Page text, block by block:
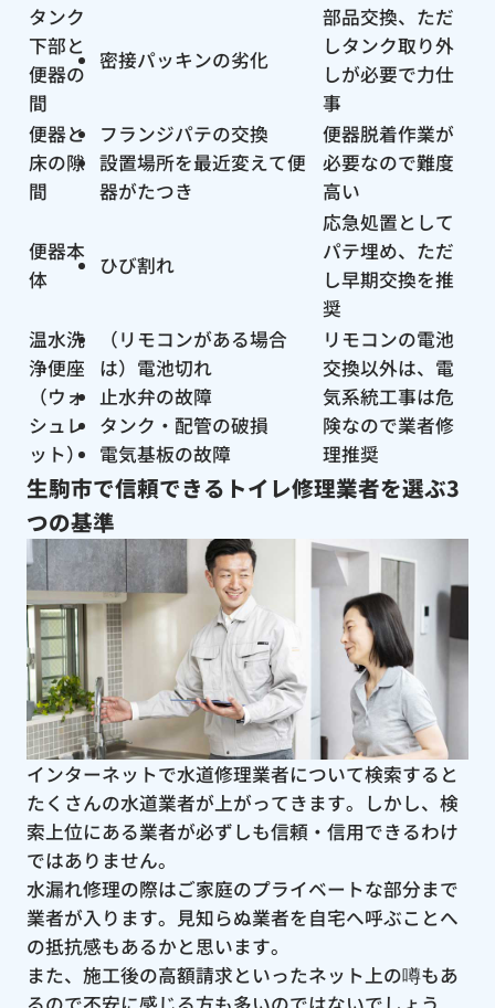
タンク
下部と
便器の
間
密接パッキンの劣化
部品交換、ただ
しタンク取り外
しが必要で力仕
事
便器と
床の隙
間
フランジパテの交換
設置場所を最近変えて便
器がたつき
便器脱着作業が
必要なので難度
高い
便器本
体
ひび割れ
応急処置として
パテ埋め、ただ
し早期交換を推
奨
温水洗
浄便座
（ウォ
シュレ
ット）
（リモコンがある場合
は）電池切れ
止水弁の故障
タンク・配管の破損
電気基板の故障
リモコンの電池
交換以外は、電
気系統工事は危
険なので業者修
理推奨
生駒市で信頼できるトイレ修理業者を選ぶ3
つの基準
インターネットで水道修理業者について検索すると
たくさんの水道業者が上がってきます。しかし、検
索上位にある業者が必ずしも信頼・信用できるわけ
ではありません。
水漏れ修理の際はご家庭のプライベートな部分まで
業者が入ります。見知らぬ業者を自宅へ呼ぶことへ
の抵抗感もあるかと思います。
また、施工後の高額請求といったネット上の噂もあ